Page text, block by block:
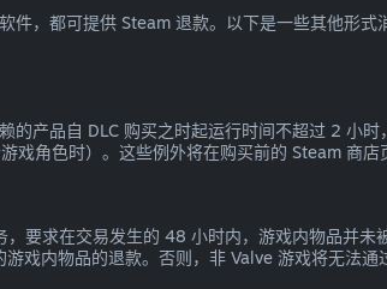
，都可提供 Steam 退款。以下是一些其他形式
产品自 DLC 购买之时起运行时间不超过 2 小
角色时）。这些例外将在购买前的 Steam 商店
要求在交易发生的 48 小时内，游戏内物品并
戏内物品的退款。否则，非 Valve 游戏将无法通